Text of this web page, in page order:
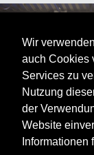
Wir
auch Cookies
Services zu
Nutzung
der
Website